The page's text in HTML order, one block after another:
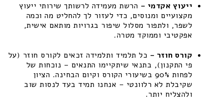
ייעוץ אקדמי – הרשת מעמידה לרשותך שירותי ייעוץ
מקצועיים ומנוסים, כדי לעזור לך להחליט מה וכמה
לשפר, ולתפור מסלול שיפור בגרויות מותאם אישית,
אפקטיבי וממוקד מטרה.
קורס חוזר – כל תלמיד ותלמידה זכאים לקורס חוזר (על
פי התקנון), בתנאי שיתקיימו התנאים – נוכחות של
לפחות 90% בשיעורי הקורס וקיום הבחינה. הציון
שקיבלת לא רלוונטי – אנחנו תמיד בעד לנסות שוב
ולהצליח יותר.